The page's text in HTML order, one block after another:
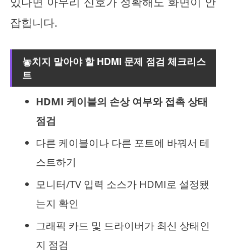
잡힙니다.
놓치지 말아야 할 HDMI 문제 점검 체크리스
트
HDMI 케이블의 손상 여부와 접촉 상태
점검
다른 케이블이나 다른 포트에 바꿔서 테
스트하기
모니터/TV 입력 소스가 HDMI로 설정됐
는지 확인
그래픽 카드 및 드라이버가 최신 상태인
지 점검